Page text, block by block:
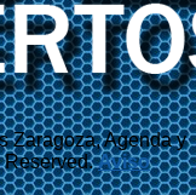
Zaragoza, Agenda y
Reserved.Aviso